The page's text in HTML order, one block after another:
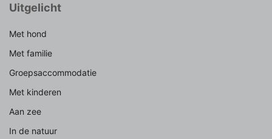
Uitgelicht
Met hond
Met familie
Groepsaccommodatie
Met kinderen
Aan zee
In de natuur